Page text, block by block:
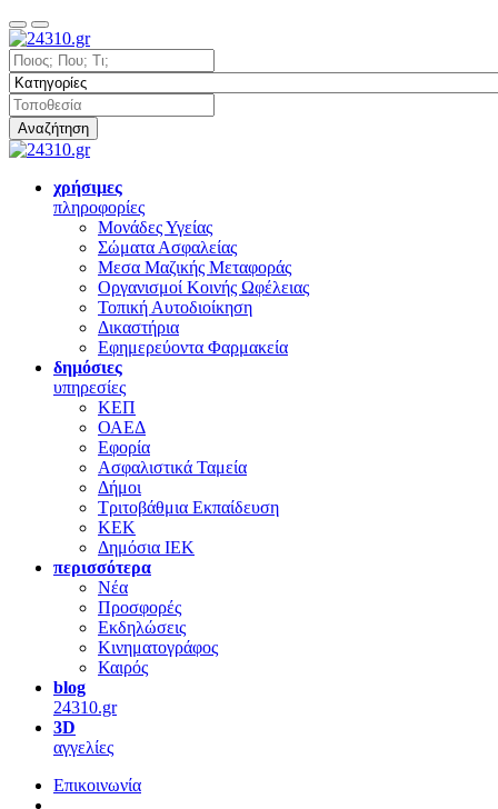
Αναζήτηση
χρήσιμες
πληροφορίες
Μονάδες Υγείας
Σώματα Ασφαλείας
Μεσα Μαζικής Μεταφοράς
Οργανισμοί Κοινής Ωφέλειας
Τοπική Αυτοδιοίκηση
Δικαστήρια
Εφημερεύοντα Φαρμακεία
δημόσιες
υπηρεσίες
ΚΕΠ
ΟΑΕΔ
Εφορία
Ασφαλιστικά Ταμεία
Δήμοι
Τριτοβάθμια Εκπαίδευση
ΚΕΚ
Δημόσια ΙΕΚ
περισσότερα
Νέα
Προσφορές
Εκδηλώσεις
Κινηματογράφος
Καιρός
blog
24310.gr
3D
αγγελίες
Επικοινωνία